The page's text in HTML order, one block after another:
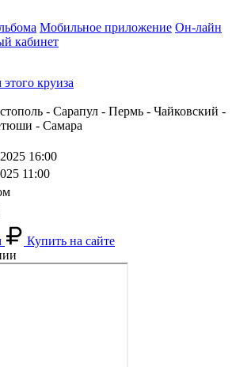
Мобильное приложение Он-лайн
кабинет
этого круиза
- Сарапул - Пермь - Чайковский -
- Самара
16:00
11:00
Купить на сайте